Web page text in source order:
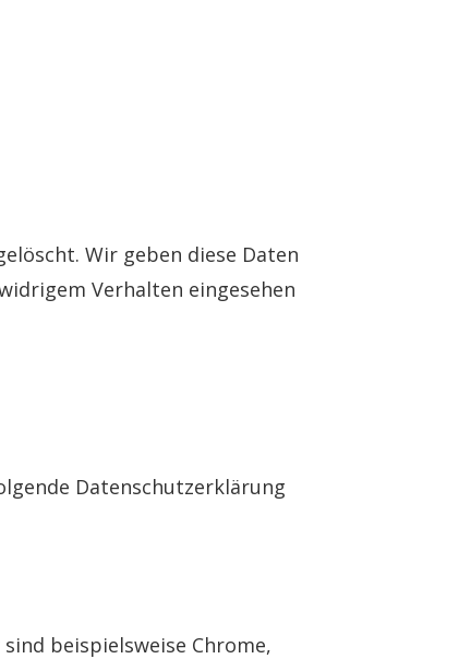
Wir geben diese Daten
Verhalten eingesehen
Datenschutzerklärung
beispielsweise Chrome,